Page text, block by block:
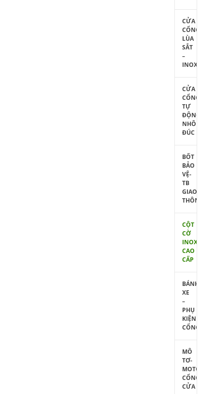
CỬA
CỔNG
LÙA
SẮT
–
INOX
CỬA
CỔNG
TỰ
ĐỘNG
NHÔM
ĐÚC
BỐT
BẢO
VỆ-
TB
GIAO
THÔNG
CỘT
CỜ
INOX
CAO
CẤP
BÁNH
XE
–
PHỤ
KIỆN
CỔNG
MÔ
TƠ-
MOTOR
CỔNG
CỬA